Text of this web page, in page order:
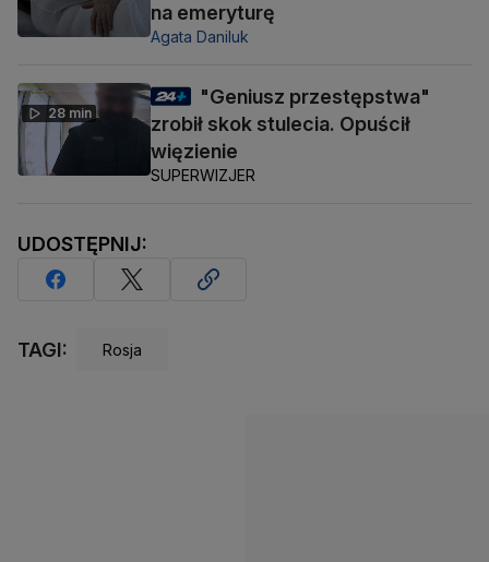
na emeryturę
Agata Daniluk
28 min
"Geniusz przestępstwa"
zrobił skok stulecia. Opuścił
więzienie
SUPERWIZJER
UDOSTĘPNIJ:
TAGI: Rosja